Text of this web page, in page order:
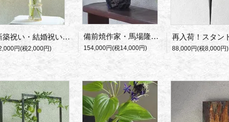
新築祝い・結婚祝いに筒型ガラス花瓶・Goldband
円(税2,000円)
備前焼作家・馬場隆志の新作・窯変蒼花入れ
154,000円(税14,000円) 88,000円(税8,000円)